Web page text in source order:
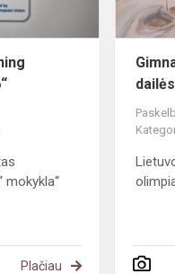
mokykla“
Plačiau